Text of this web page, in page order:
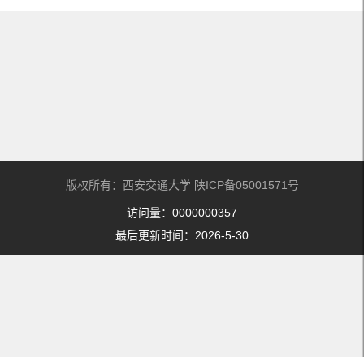
版权所有：西安交通大学 陕ICP备05001571号
访问量： 0000000357
最后更新时间： 2026-5-30